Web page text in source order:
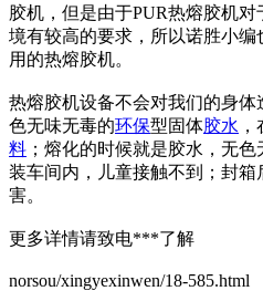
胶机，但是由于PUR热熔胶机
境有较高的要求，所以诺胜小
用的热熔胶机。
热熔胶机设备不会对我们的身
色无味无毒的环保型固体胶水
料 ；熔化的时候就是胶水，无
装车间内，儿童接触不到；封
害。
更多详情请致电***了解
norsou/xingyexinwen/18-585.html